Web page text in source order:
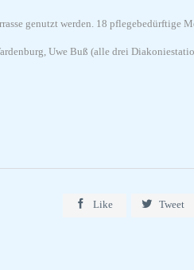
genutzt werden. 18
Uwe Buß (alle drei
 Like  Tweet